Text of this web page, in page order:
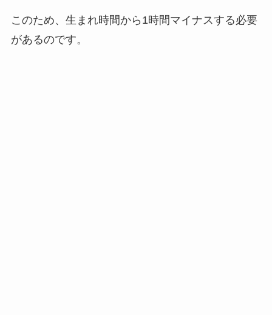
このため、生まれ時間から1時間マイナスする必要
があるのです。